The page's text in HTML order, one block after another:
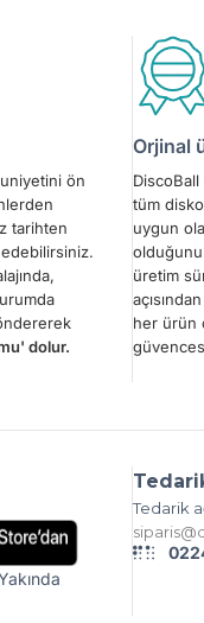
ön
tarihten
dolur.
Orjinal
tüm
uygun
üretim
her ürün
Tedarik